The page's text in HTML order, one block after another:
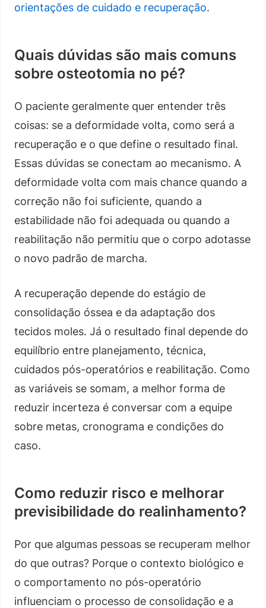
orientações de cuidado e recuperação.
Quais dúvidas são mais comuns
sobre osteotomia no pé?
O paciente geralmente quer entender três
coisas: se a deformidade volta, como será a
recuperação e o que define o resultado final.
Essas dúvidas se conectam ao mecanismo. A
deformidade volta com mais chance quando a
correção não foi suficiente, quando a
estabilidade não foi adequada ou quando a
reabilitação não permitiu que o corpo adotasse
o novo padrão de marcha.
A recuperação depende do estágio de
consolidação óssea e da adaptação dos
tecidos moles. Já o resultado final depende do
equilíbrio entre planejamento, técnica,
cuidados pós-operatórios e reabilitação. Como
as variáveis se somam, a melhor forma de
reduzir incerteza é conversar com a equipe
sobre metas, cronograma e condições do
caso.
Como reduzir risco e melhorar
previsibilidade do realinhamento?
Por que algumas pessoas se recuperam melhor
do que outras? Porque o contexto biológico e
o comportamento no pós-operatório
influenciam o processo de consolidação e a